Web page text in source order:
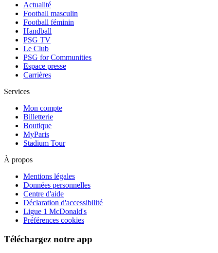
Actualité
Football masculin
Football féminin
Handball
PSG TV
Le Club
PSG for Communities
Espace presse
Carrières
Services
Mon compte
Billetterie
Boutique
MyParis
Stadium Tour
À propos
Mentions légales
Données personnelles
Centre d'aide
Déclaration d'accessibilité
Ligue 1 McDonald's
Préférences cookies
Téléchargez notre app